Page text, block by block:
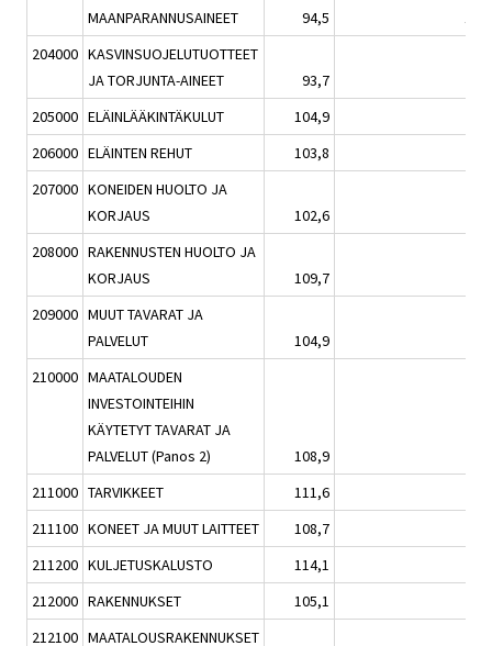
MAANPARANNUSAINEET
94,5
15,7
204000 KASVINSUOJELUTUOTTEET
JA TORJUNTA-AINEET
93,7
205000 ELÄINLÄÄKINTÄKULUT 104,9
206000 ELÄINTEN REHUT 103,8
207000 KONEIDEN HUOLTO JA
KORJAUS
102,6
208000 RAKENNUSTEN HUOLTO JA
KORJAUS
109,7
209000 MUUT TAVARAT JA
PALVELUT
104,9
210000 MAATALOUDEN
INVESTOINTEIHIN
KÄYTETYT TAVARAT JA
PALVELUT (Panos 2)
108,9
211000 TARVIKKEET 111,6
211100 KONEET JA MUUT LAITTEET 108,7
211200 KULJETUSKALUSTO 114,1
212000 RAKENNUKSET 105,1
212100 MAATALOUSRAKENNUKSET